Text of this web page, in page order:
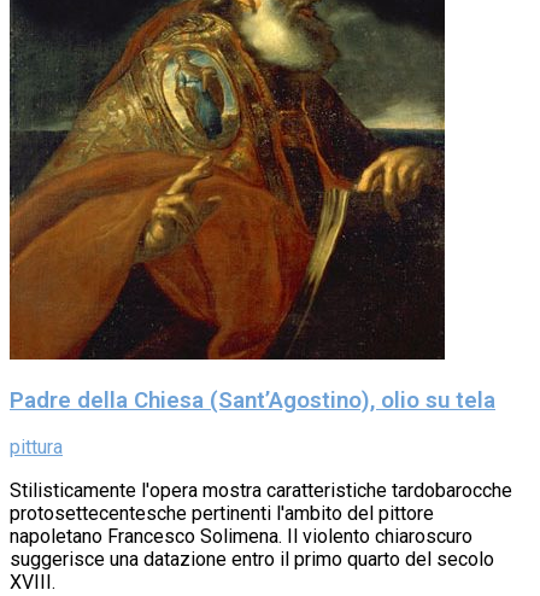
Padre della Chiesa (Sant’Agostino), olio su tela
pittura
Stilisticamente l'opera mostra caratteristiche tardobarocche
protosettecentesche pertinenti l'ambito del pittore
napoletano Francesco Solimena. Il violento chiaroscuro
suggerisce una datazione entro il primo quarto del secolo
XVIII.